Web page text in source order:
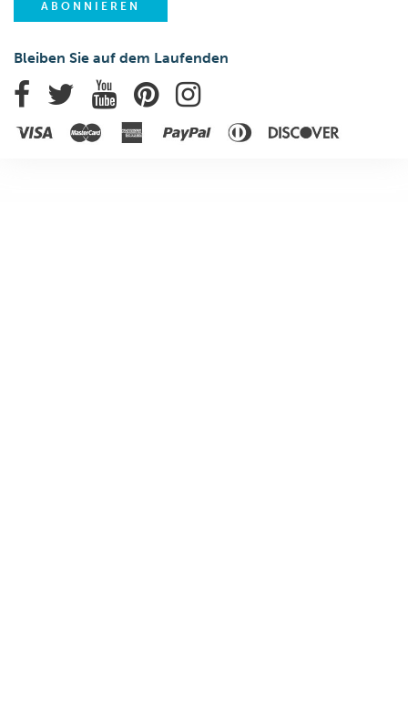
Bleiben Sie auf dem Laufenden